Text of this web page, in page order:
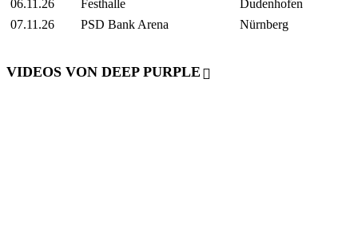
06.11.26
Festhalle
Dudenhofen
07.11.26
PSD Bank Arena Nürnberg
VIDEOS VON DEEP PURPLE